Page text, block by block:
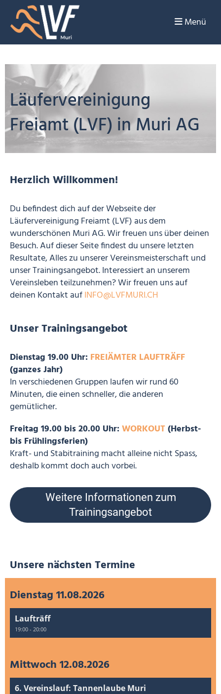
Menü
Läufervereinigung
Freiamt (LVF) in Muri AG
Herzlich Willkommen!
Du befindest dich auf der Webseite der
Läufervereinigung Freiamt (LVF) aus dem
wunderschönen Muri AG. Wir freuen uns über deinen
Besuch. Auf dieser Seite findest du unsere letzten
Resultate, Alles zu unserer Vereinsmeisterschaft und
unser Trainingsangebot. Interessiert an unserem
Vereinsleben teilzunehmen? Wir freuen uns auf
deinen Kontakt aufINFO@LVFMURI.CH
Unser Trainingsangebot
Dienstag 19.00 Uhr: FREIÄMTER LAUFTRÄFF
(ganzes Jahr)
In verschiedenen Gruppen laufen wir rund 60
Minuten, die einen schneller, die anderen
gemütlicher.
Freitag 19.00 bis 20.00 Uhr: WORKOUT(Herbst-
bis Frühlingsferien)
Kraft- und Stabitraining macht alleine nicht Spass,
deshalb kommt doch auch vorbei.
Weitere Informationen zum
Trainingsangebot
Unsere nächsten Termine
Dienstag 11.08.2026
Laufträff
19:00 - 20:00
Mittwoch 12.08.2026
6. Vereinslauf: Tannenlaube Muri